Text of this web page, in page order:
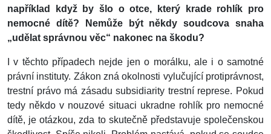
například když by šlo o otce, který krade rohlík pro
nemocné dítě? Nemůže být někdy soudcova snaha
„udělat správnou věc“ nakonec na škodu?
I v těchto případech nejde jen o morálku, ale i o samotné
právní instituty. Zákon zná okolnosti vylučující protiprávnost,
trestní právo má zásadu subsidiarity trestní represe. Pokud
tedy někdo v nouzové situaci ukradne rohlík pro nemocné
dítě, je otázkou, zda to skutečně představuje společenskou